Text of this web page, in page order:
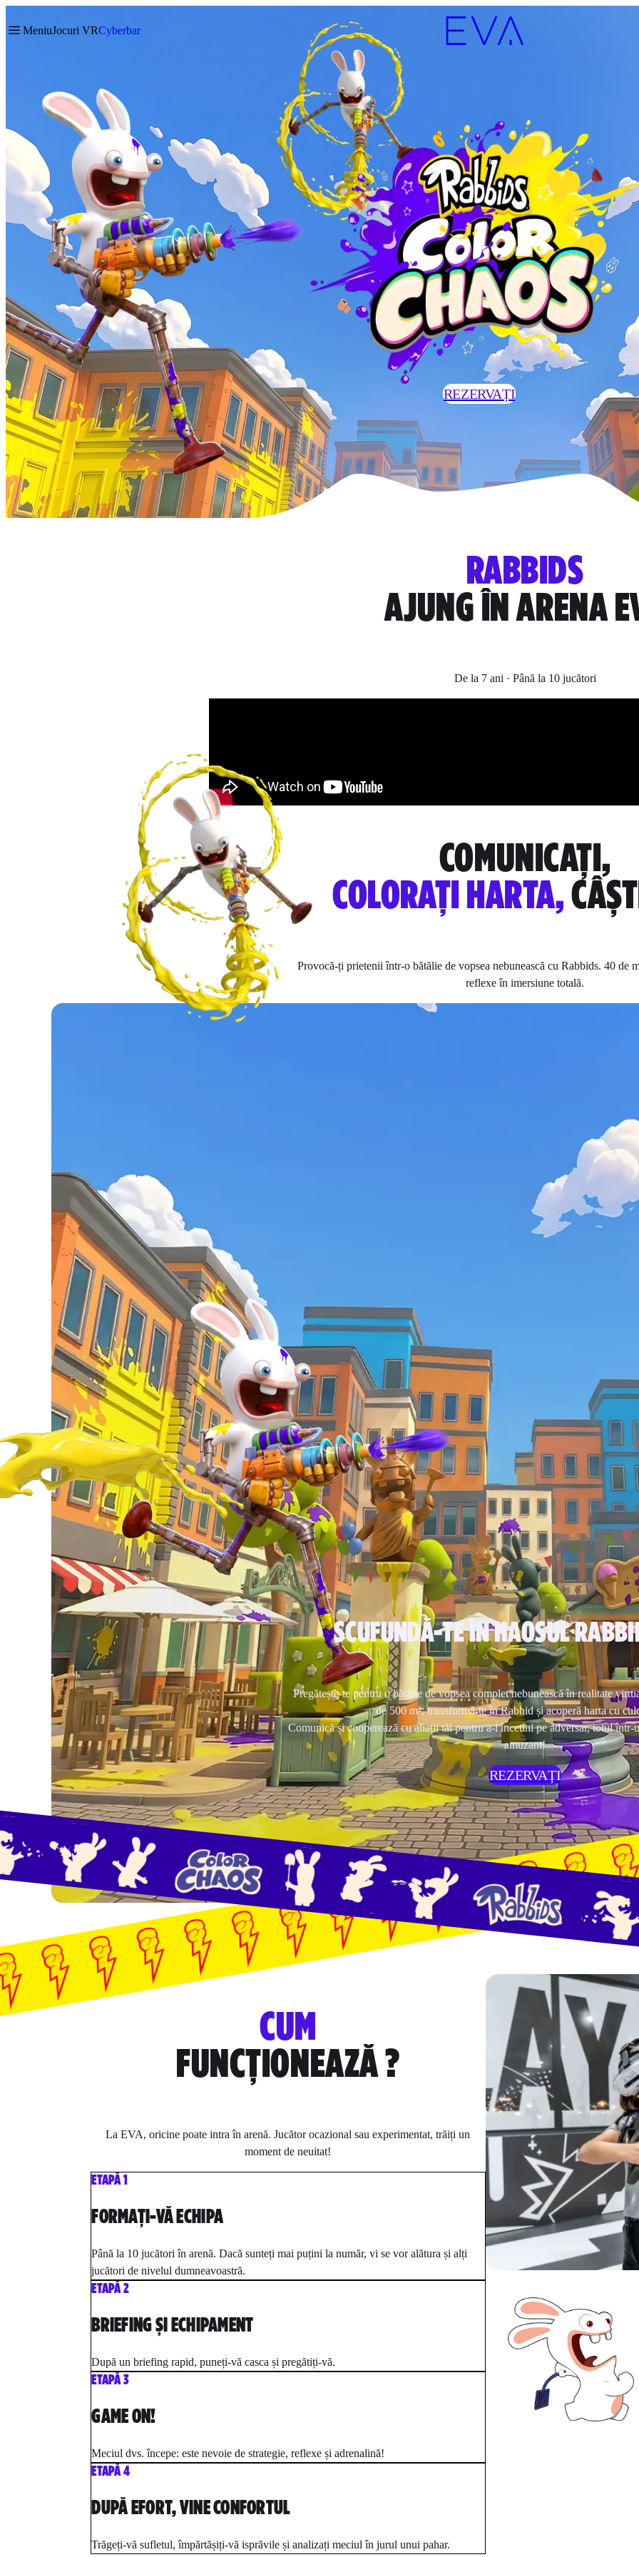
MeniuJocuri VRCyberbar
REZERVAȚI
RABBIDS
AJUNG ÎN ARENA
De la 7 ani · Până la 10 jucători
COMUNICAȚI,
COLORAȚI HARTA,
Provocă-ți prietenii într-o bătălie de vopsea nebunească cu Rabbids. 40 de
reflexe în imersiune totală.
SCUFUNDĂ-TE ÎN HAOSUL
Pregătește-te pentru o bătălie de vopsea complet nebunească în realitate
de 500 m², transformă-te în Rabbid și acoperă harta cu
Comunică și cooperează cu aliații tăi pentru a-l încetini pe adversar, totul într-
amuzant!
REZERVAȚI
CUM
FUNCȚIONEAZĂ ?
La EVA, oricine poate intra în arenă. Jucător ocazional sau experimentat, trăiți un
moment de neuitat!
ETAPĂ 1
FORMAȚI-VĂ ECHIPA
Până la 10 jucători în arenă. Dacă sunteți mai puțini la număr, vi se vor alătura și alți
jucători de nivelul dumneavoastră.
ETAPĂ 2
BRIEFING ȘI ECHIPAMENT
După un briefing rapid, puneți-vă casca și pregătiți-vă.
ETAPĂ 3
GAME ON!
Meciul dvs. începe: este nevoie de strategie, reflexe și adrenalină!
ETAPĂ 4
DUPĂ EFORT, VINE CONFORTUL
Trăgeți-vă sufletul, împărtășiți-vă isprăvile și analizați meciul în jurul unui pahar.